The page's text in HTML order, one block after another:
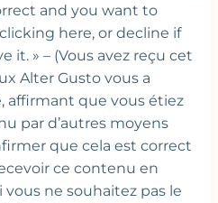
and you want to
here, or decline if
it. » – (Vous avez reçu cet
Alter Gusto vous a
affirmant que vous étiez
par d’autres moyens
que cela est correct
ce contenu en
ne souhaitez pas le